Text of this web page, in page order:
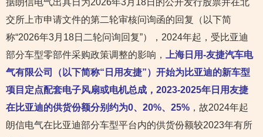
据朗信电气出具日为2026年3月18日的公开发行股票并在北
交所上市申请文件的第二轮审核问询函的回复（以下简
称“2026年3月18日二轮问询回复”），2024年起，受比亚迪
部分车型零部件采购政策调整的影响，
上海日用-友捷汽车电
气有限公司（以下简称“日用友捷”）开始为比亚迪的新车型
项目定点配套电子风扇或电机总成，2023-2025年日用友捷
在比亚迪的供货份额分别约为0、20%、25% ，故2024年起
朗信电气在比亚迪部分车型平台内的供货份额较2023年有所